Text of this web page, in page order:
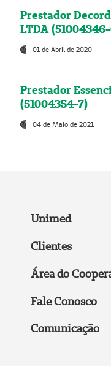
Prestador
LTDA
01 de Abril de 2020
Prestador
(51004354-7)
04 de Maio de 2021
Unimed
Clientes
Área do
Fale Conosco
Comunicação